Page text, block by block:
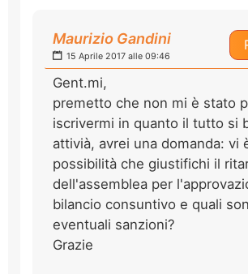
Maurizio Gandini
15 Aprile 2017 alle 09:46
Gent.mi,
premetto che non mi è stato
iscrivermi in quanto il tutto si
attivià, avrei una domanda: vi
possibilità che giustifichi il
dell'assemblea per
bilancio consuntivo e quali
eventuali sanzioni?
Grazie